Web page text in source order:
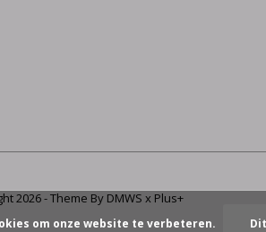
2026- Theme By DMWS x Plus+
om onze website te verbeteren.